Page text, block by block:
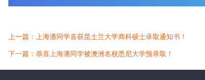
上一篇：上海潘同学喜获昆士兰大学商科硕士录取通知书！
下一篇：恭喜上海潘同学被澳洲名校悉尼大学预录取！